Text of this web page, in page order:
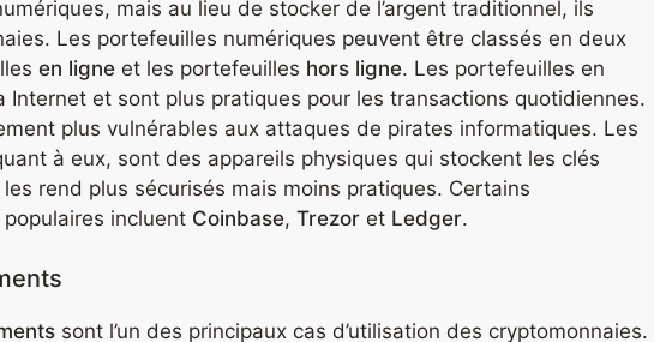
mais au lieu de stocker de l’argent traditionnel, ils
Les portefeuilles numériques peuvent être classés en deux
en ligne et les portefeuilles hors ligne. Les portefeuilles en
Internet et sont plus pratiques pour les transactions quotidiennes.
plus vulnérables aux attaques de pirates informatiques. Les
à eux, sont des appareils physiques qui stockent les clés
rend plus sécurisés mais moins pratiques. Certains
incluent Coinbase, Trezor et Ledger.
sont l’un des principaux cas d’utilisation des cryptomonnaies.